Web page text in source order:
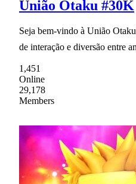
União Otaku #30K
Seja bem-vindo à União
de interação e diversão entre
1,451
Online
29,178
Members